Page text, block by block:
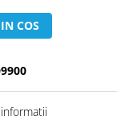
COS